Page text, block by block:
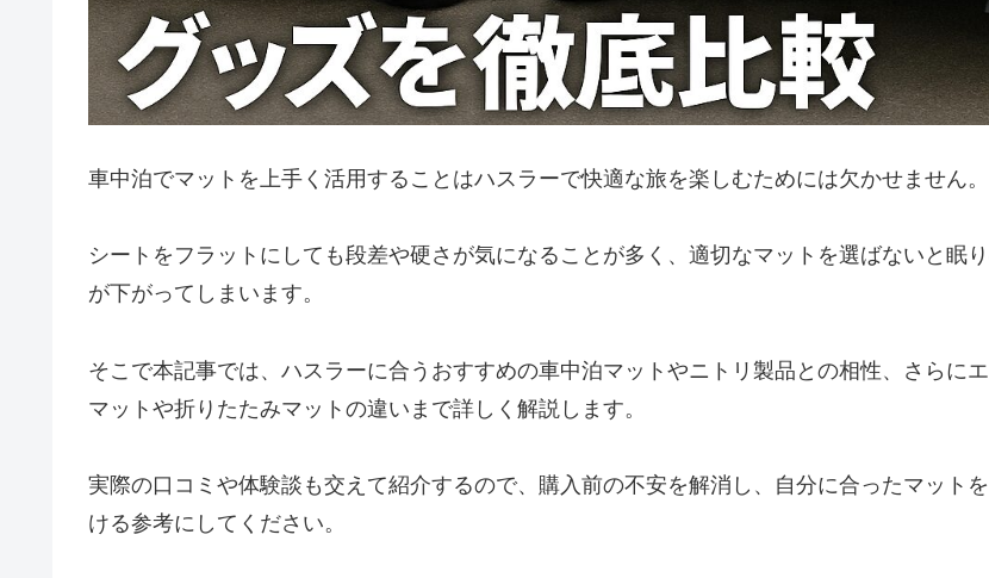
車中泊でマットを上手く活用することはハスラーで快適な旅を楽しむためには欠かせません。
シートをフラットにしても段差や硬さが気になることが多く、適切なマットを選ばないと眠
が下がってしまいます。
そこで本記事では、ハスラーに合うおすすめの車中泊マットやニトリ製品との相性、さらに
マットや折りたたみマットの違いまで詳しく解説します。
実際の口コミや体験談も交えて紹介するので、購入前の不安を解消し、自分に合ったマット
ける参考にしてください。